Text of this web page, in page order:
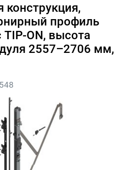
конструкция,
профиль
TIP-ON, высота
2557–2706 мм,